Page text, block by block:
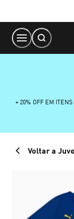
Content
+ 20% OFF EM
Voltar a